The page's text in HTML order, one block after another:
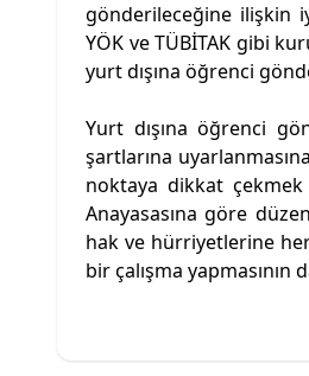
gönderileceğine ilişkin
YÖK ve TÜBİTAK gibi
yurt dışına öğrenci
Yurt dışına öğrenci
şartlarına
noktaya dikkat çekmek
Anayasasına göre
hak ve hürriyetlerine
bir çalışma yapmasının